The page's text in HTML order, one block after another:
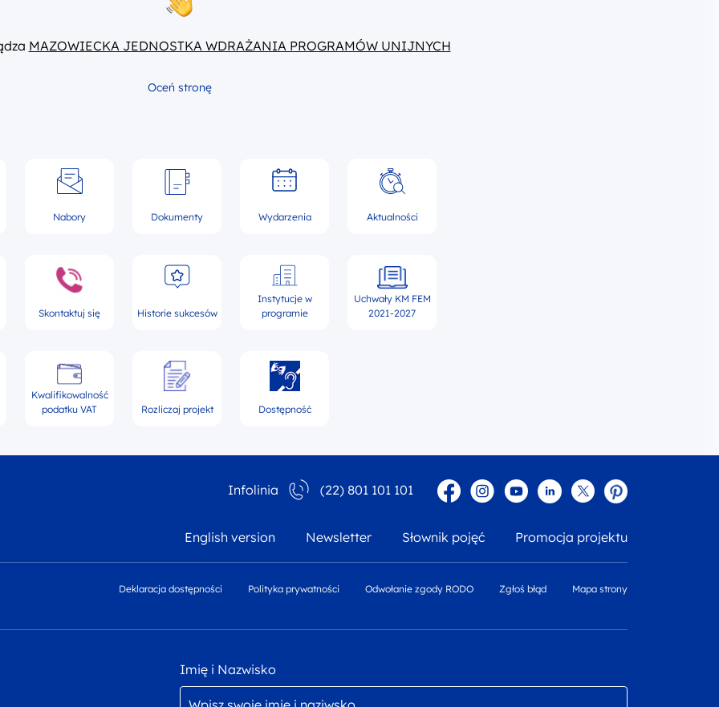
MAZOWIECKA JEDNOSTKA WDRAŻANIA PROGRAMÓW UNIJNYCH
Oceń stronę
Nabory Dokumenty Wydarzenia Aktualności
Skontaktuj się Historie sukcesów
Instytucje w
programie
Uchwały KM FEM
2021-2027
Kwalifikowalność
podatku VAT
Rozliczaj projekt Dostępność
Infolinia (22) 801 101 101 FacebookInstagram
YouTubeLinkedin
twitterPinterest
English version Newsletter Słownik pojęć Promocja projektu
Deklaracja dostępności Polityka prywatności Odwołanie zgody RODO Zgłoś błąd Mapa strony
Imię i Nazwisko